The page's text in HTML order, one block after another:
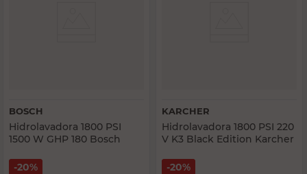
BOSCH
Hidrolavadora 1800 PSI
1500 W GHP 180 Bosch
20%
KARCHER
Hidrolavadora 1800 PSI 220
V K3 Black Edition Karcher
20%